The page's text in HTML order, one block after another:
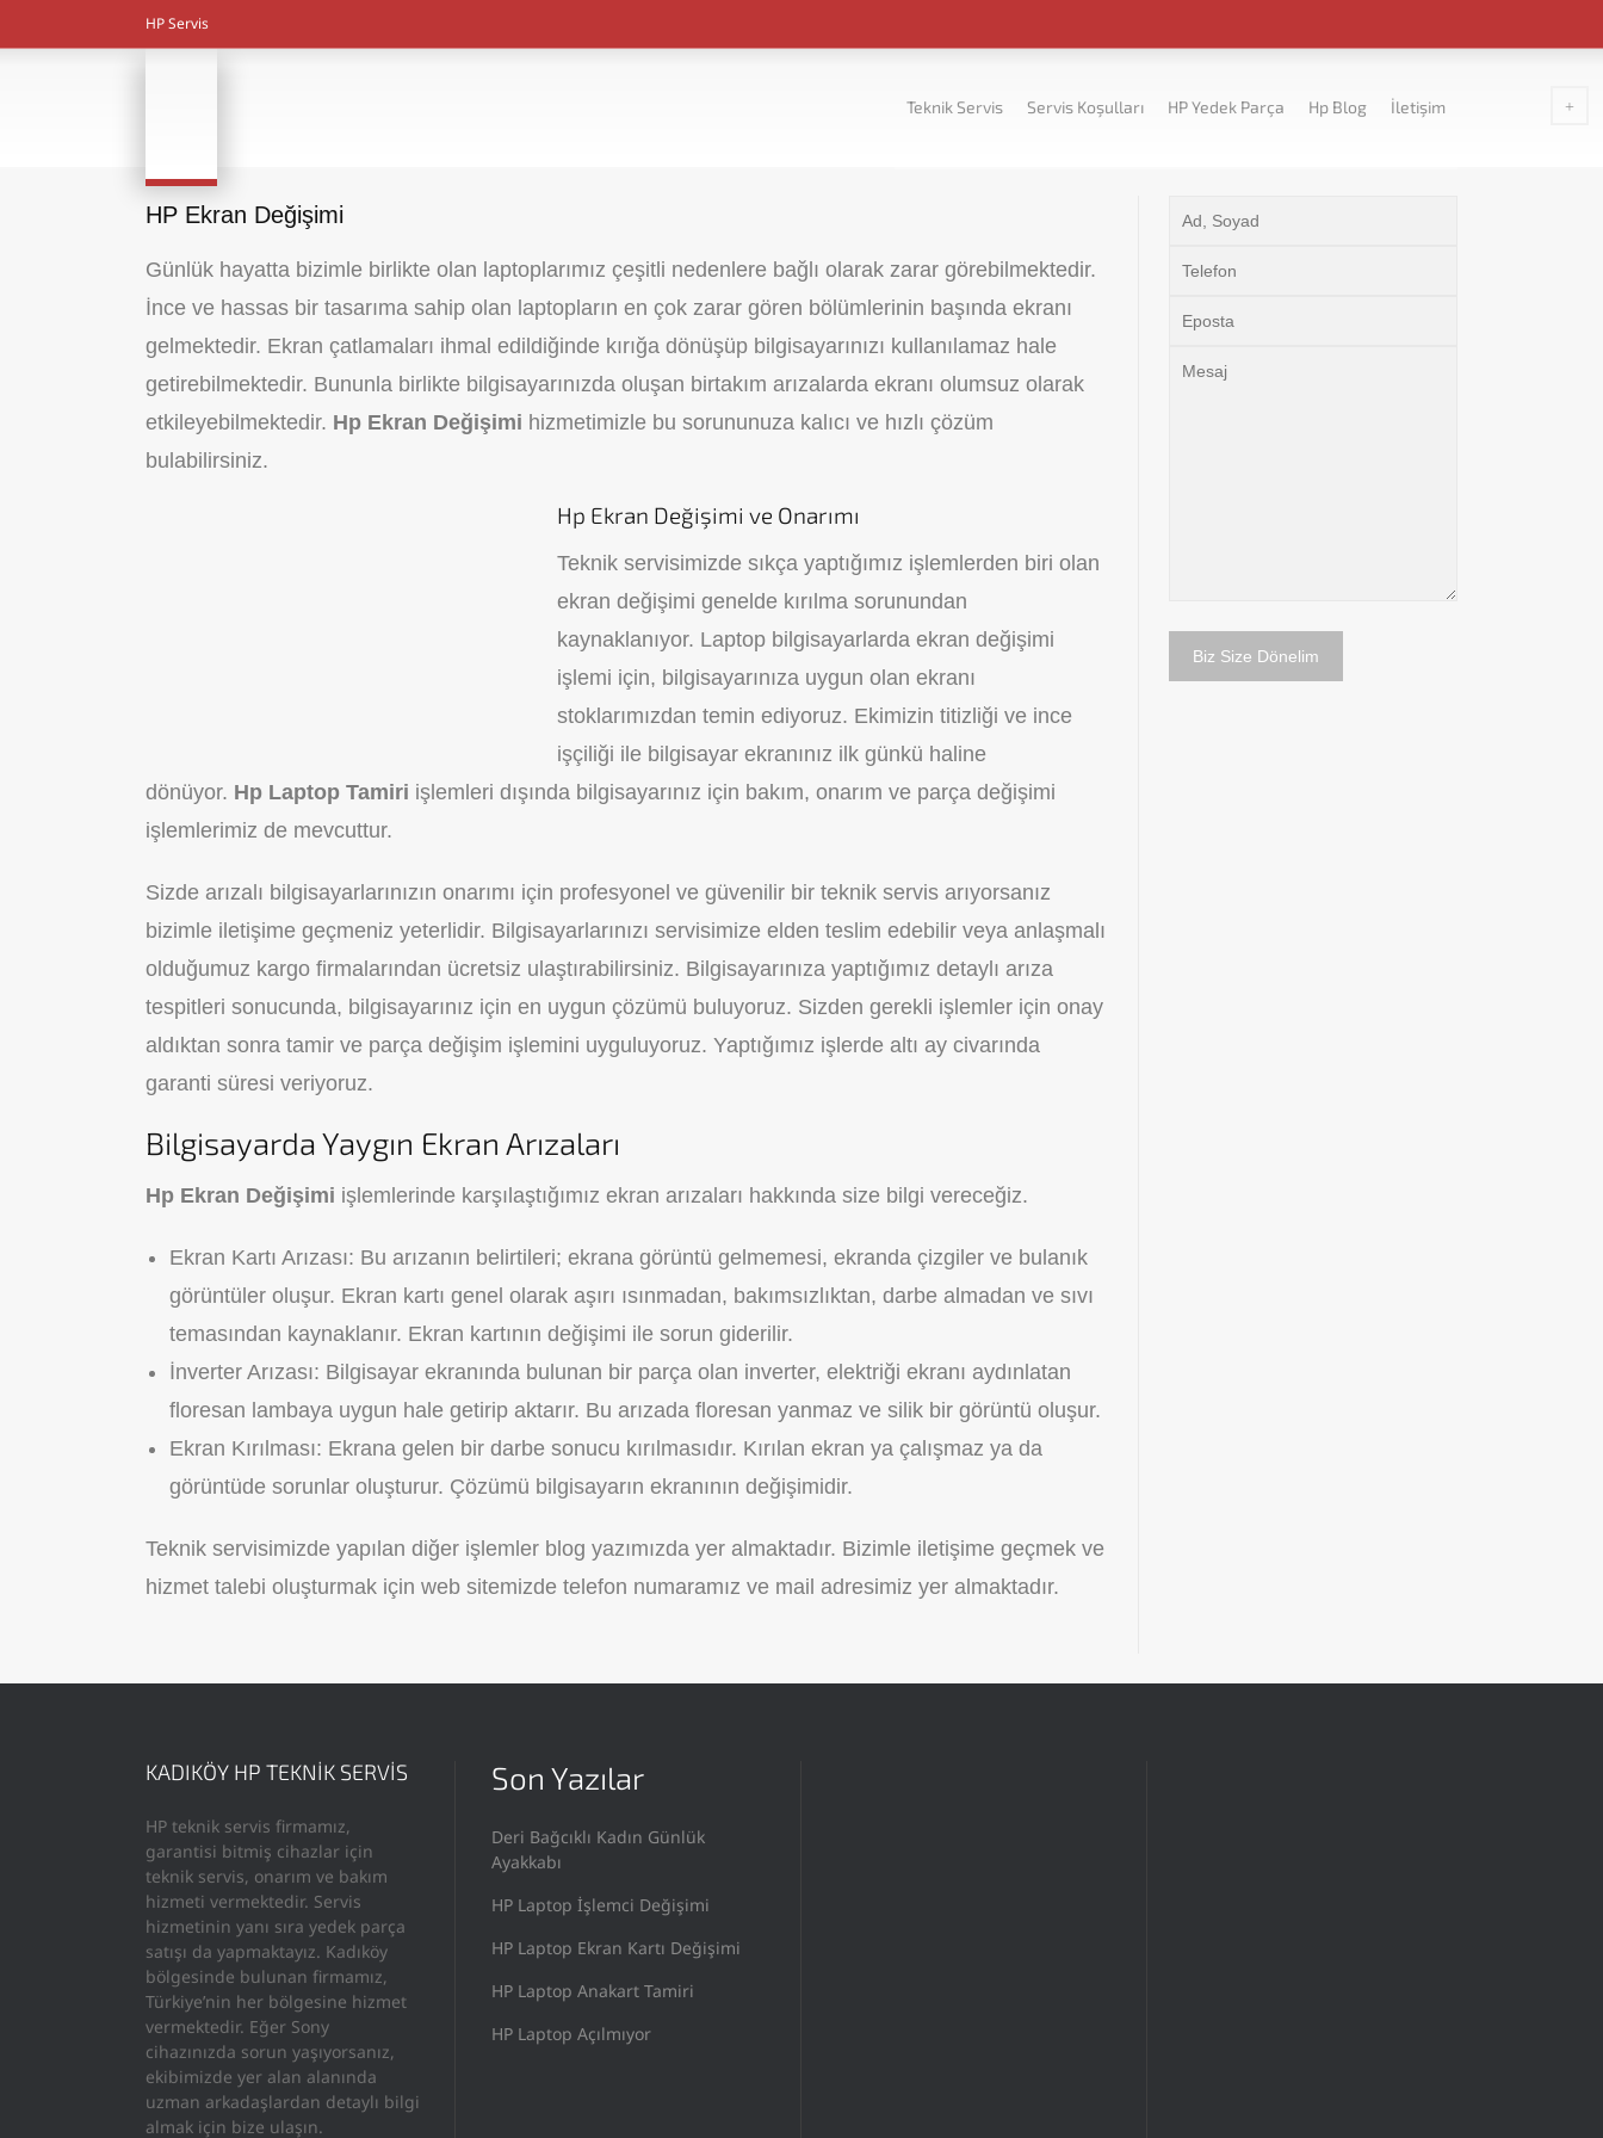
HP Servis
Teknik Servis Servis Koşulları HP Yedek Parça Hp Blog İletişim
HP Ekran Değişimi
Günlük hayatta bizimle birlikte olan laptoplarımız çeşitli nedenlere bağlı olarak zarar görebilmektedir.
İnce ve hassas bir tasarıma sahip olan laptopların en çok zarar gören bölümlerinin başında ekranı
gelmektedir. Ekran çatlamaları ihmal edildiğinde kırığa dönüşüp bilgisayarınızı kullanılamaz hale
getirebilmektedir. Bununla birlikte bilgisayarınızda oluşan birtakım arızalarda ekranı olumsuz olarak
etkileyebilmektedir. Hp Ekran Değişimi hizmetimizle bu sorununuza kalıcı ve hızlı çözüm
bulabilirsiniz.
Hp Ekran Değişimi ve Onarımı
Teknik servisimizde sıkça yaptığımız işlemlerden biri olan
ekran değişimi genelde kırılma sorunundan
kaynaklanıyor. Laptop bilgisayarlarda ekran değişimi
işlemi için, bilgisayarınıza uygun olan ekranı
stoklarımızdan temin ediyoruz. Ekimizin titizliği ve ince
işçiliği ile bilgisayar ekranınız ilk günkü haline
dönüyor. Hp Laptop Tamiri işlemleri dışında bilgisayarınız için bakım, onarım ve parça değişimi
işlemlerimiz de mevcuttur.
Sizde arızalı bilgisayarlarınızın onarımı için profesyonel ve güvenilir bir teknik servis arıyorsanız
bizimle iletişime geçmeniz yeterlidir. Bilgisayarlarınızı servisimize elden teslim edebilir veya anlaşmalı
olduğumuz kargo firmalarından ücretsiz ulaştırabilirsiniz. Bilgisayarınıza yaptığımız detaylı arıza
tespitleri sonucunda, bilgisayarınız için en uygun çözümü buluyoruz. Sizden gerekli işlemler için onay
aldıktan sonra tamir ve parça değişim işlemini uyguluyoruz. Yaptığımız işlerde altı ay civarında
garanti süresi veriyoruz.
Bilgisayarda Yaygın Ekran Arızaları
Hp Ekran Değişimi işlemlerinde karşılaştığımız ekran arızaları hakkında size bilgi vereceğiz.
Ekran Kartı Arızası: Bu arızanın belirtileri; ekrana görüntü gelmemesi, ekranda çizgiler ve bulanık
görüntüler oluşur. Ekran kartı genel olarak aşırı ısınmadan, bakımsızlıktan, darbe almadan ve sıvı
temasından kaynaklanır. Ekran kartının değişimi ile sorun giderilir.
İnverter Arızası: Bilgisayar ekranında bulunan bir parça olan inverter, elektriği ekranı aydınlatan
floresan lambaya uygun hale getirip aktarır. Bu arızada floresan yanmaz ve silik bir görüntü oluşur.
Ekran Kırılması: Ekrana gelen bir darbe sonucu kırılmasıdır. Kırılan ekran ya çalışmaz ya da
görüntüde sorunlar oluşturur. Çözümü bilgisayarın ekranının değişimidir.
Teknik servisimizde yapılan diğer işlemler blog yazımızda yer almaktadır. Bizimle iletişime geçmek ve
hizmet talebi oluşturmak için web sitemizde telefon numaramız ve mail adresimiz yer almaktadır.
KADIKÖY HP TEKNİK SERVİS
HP teknik servis firmamız,
garantisi bitmiş cihazlar için
teknik servis, onarım ve bakım
hizmeti vermektedir. Servis
hizmetinin yanı sıra yedek parça
satışı da yapmaktayız. Kadıköy
bölgesinde bulunan firmamız,
Türkiye’nin her bölgesine hizmet
vermektedir. Eğer Sony
cihazınızda sorun yaşıyorsanız,
ekibimizde yer alan alanında
uzman arkadaşlardan detaylı bilgi
almak için bize ulaşın.
Son Yazılar
Deri Bağcıklı Kadın Günlük
Ayakkabı
HP Laptop İşlemci Değişimi
HP Laptop Ekran Kartı Değişimi
HP Laptop Anakart Tamiri
HP Laptop Açılmıyor